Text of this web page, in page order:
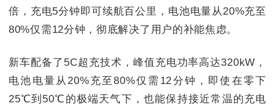
倍，充电5分钟即可续航百公里，电池电量从20%充至
80%仅需12分钟，彻底解决了用户的补能焦虑。
新车配备了5C超充技术，峰值充电功率高达320kW，
电池电量从20%充至80%仅需12分钟，即使在零下
25℃到50℃的极端天气下，也能保持接近常温的充电